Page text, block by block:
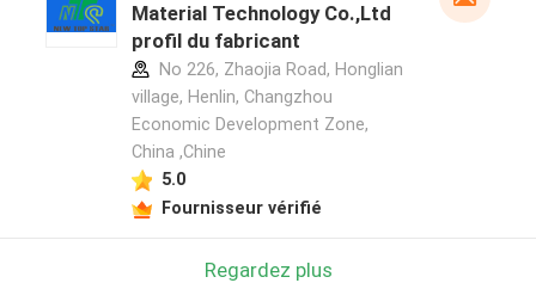
Material Technology Co.,Ltd
profil du fabricant
No 226, Zhaojia Road, Honglian
village, Henlin, Changzhou
Economic Development Zone,
China ,Chine
5.0
Fournisseur vérifié
Regardez plus